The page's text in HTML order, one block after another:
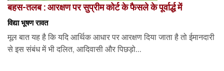
बहस-तलब : आरक्षण पर सुप्रीम कोर्ट के फैसले के पूर्वार्द्ध में
विद्या भूषण रावत
मूल बात यह है कि यदि आर्थिक आधार पर आरक्षण दिया जाता है तो ईमानदारी
से इस संबंध में भी दलित, आदिवासी और पिछड़ो...